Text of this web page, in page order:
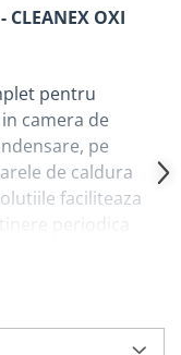
OXI
pentru
camera de
pe
de caldura
faciliteaza
periodica
schimbatorului
a